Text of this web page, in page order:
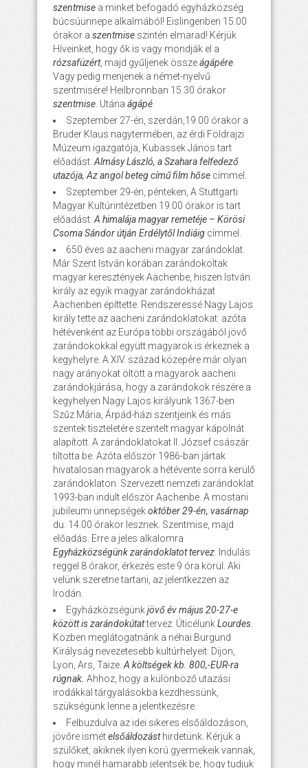
szentmise a minket befogadó egyházközség
búcsúünnepe alkalmából! Eislingenben 15.00
órakor a szentmise szintén elmarad! Kérjük
Híveinket, hogy ők is vagy mondják el a
rózsafüzért, majd gyűljenek összeágápére
Vagy pedig menjenek a német-nyelvű
szentmisére! Heilbronnban 15.30 órakor
szentmise . Utána ágápé
Szeptember 27-én, szerdán,19.00 órakor a
Bruder Klaus nagytermében, az érdi Földrajzi
Múzeum igazgatója, Kubassek János tart
előadást: Almásy László, a Szahara felfedező
utazója, Az angol beteg című film hőse címmel.
Szeptember 29-én, pénteken, A Stuttgarti
Magyar Kultúrintézetben 19.00 órakor is tart
előadást: A himalája magyar remetéje – Körösi
Csoma Sándor útján Erdélytől Indiáig címmel.
650 éves az aacheni magyar zarándoklat.
Már Szent István korában zarándokoltak
magyar keresztények Aachenbe, hiszen István
király az egyik magyar zarándokházat
Aachenben építtette. Rendszeressé Nagy Lajos
király tette az aacheni zarándoklatokat: azóta
hétévenként az Európa többi országából jövő
zarándokokkal együtt magyarok is érkeznek a
kegyhelyre. A XIV. század közepére már olyan
nagy arányokat öltött a magyarok aacheni
zarándokjárása, hogy a zarándokok részére a
kegyhelyen Nagy Lajos királyunk 1367-ben
Szűz Mária, Árpád-házi szentjeink és más
szentek tiszteletére szentelt magyar kápolnát
alapított. A zarándoklatokat II. József császár
tiltotta be. Azóta először 1986-ban jártak
hivatalosan magyarok a hétévente sorra kerülő
zarándoklaton. Szervezett nemzeti zarándoklat
1993-ban indult először Aachenbe. A mostani
jubileumi ünnepségekoktóber 29-én, vasárnap
du. 14.00 órakor lesznek. Szentmise, majd
előadás. Erre a jeles alkalomra
Egyházközségünk zarándoklatot tervez . Indulás
reggel 8 órakor, érkezés este 9 óra körül. Aki
velünk szeretne tartani, az jelentkezzen az
Irodán.
Egyházközségünkjövő év május 20-27-e
között is zarándokútattervez. ÚticélunkLourdes
Közben meglátogatnánk a néhai Burgund
Királyság nevezetesebb kultúrhelyeit: Dijon,
Lyon, Ars, Taize. A költségek kb. 800,-EUR-ra
rúgnak. Ahhoz, hogy a különböző utazási
irodákkal tárgyalásokba kezdhessünk,
szükségünk lenne a jelentkezésre.
Felbuzdulva az idei sikeres elsőáldozáson,
jövőre ismételsőáldozásthirdetünk. Kérjük a
szülőket, akiknek ilyen korú gyermekeik vannak,
hogy minél hamarabb jelentsék be, hogy tudjuk